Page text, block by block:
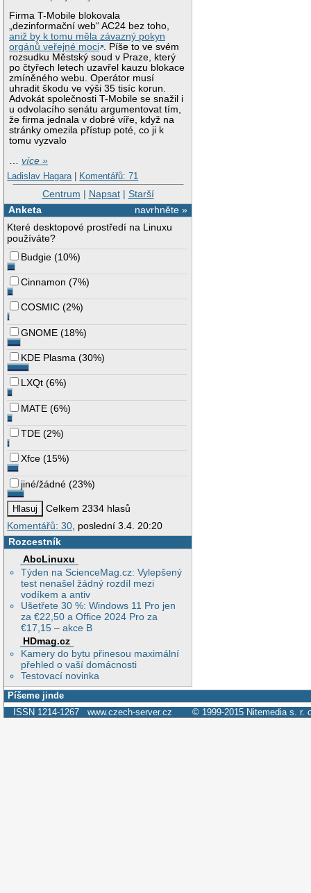
Firma T-Mobile blokovala
„dezinformační web“ AC24 bez toho,
aniž by k tomu měla závazný pokyn
orgánů veřejné moci . Píše to ve svém
rozsudku Městský soud v Praze, který
po čtyřech letech uzavřel kauzu blokace
zmíněného webu. Operátor musí
uhradit škodu ve výši 35 tisíc korun.
Advokát společnosti T-Mobile se snažil i
u odvolacího senátu argumentovat tím,
že firma jednala v dobré víře, když na
stránky omezila přístup poté, co ji k
tomu vyzvalo
…více »
Ladislav Hagara | Komentářů: 71
Centrum | Napsat| Starší
navrhněte »
Anketa
Které desktopové prostředí na Linuxu
používáte?
Budgie (10%)
Cinnamon (7%)
COSMIC (2%)
GNOME (18%)
KDE Plasma (30%)
LXQt (6%)
MATE (6%)
TDE (2%)
Xfce (15%)
jiné/žádné (23%)
Celkem 2334 hlasů
Komentářů: 30, poslední 3.4. 20:20
Rozcestník
AbcLinuxu
Týden na ScienceMag.cz: Vylepšený
test nenašel žádný rozdíl mezi
vodíkem a antiv
Ušetřete 30 %: Windows 11 Pro jen
za €22,50 a Office 2024 Pro za
€17,15 – akce B
HDmag.cz
Kamery do bytu přinesou maximální
přehled o vaší domácnosti
Testovací novinka
Píšeme jinde
ISSN 1214-1267 www.czech-server.cz © 1999-2015 Nitemedia s. r.